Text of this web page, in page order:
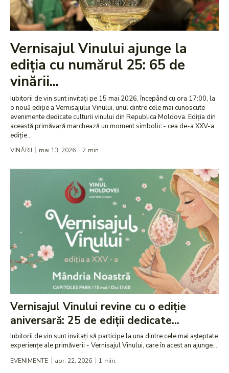
Vernisajul Vinului ajunge la
ediția cu numărul 25: 65 de
vinării...
Iubitorii de vin sunt invitați pe 15 mai 2026, începând cu ora 17:00, la
o nouă ediție a Vernisajului Vinului, unul dintre cele mai cunoscute
evenimente dedicate culturii vinului din Republica Moldova. Ediția din
această primăvară marchează un moment simbolic - cea de-a XXV-a
ediție...
VINĂRII mai 13, 2026 2 min.
Vernisajul Vinului revine cu o ediție
aniversară: 25 de ediții dedicate...
Iubitorii de vin sunt invitați să participe la una dintre cele mai așteptate
experiențe ale primăverii - Vernisajul Vinului, care în acest an ajunge...
EVENIMENTE apr. 22, 2026 1 min.